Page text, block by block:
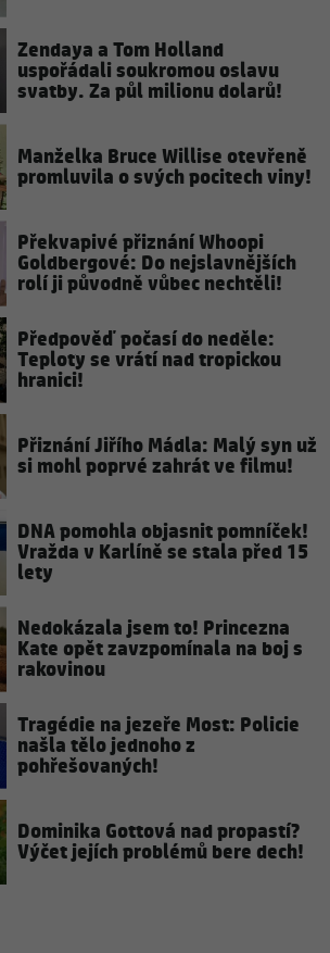
Zendaya a Tom Holland
uspořádali soukromou oslavu
svatby. Za půl milionu dolarů!
Manželka Bruce Willise otevřeně
promluvila o svých pocitech viny!
Překvapivé přiznání Whoopi
Goldbergové: Do nejslavnějších
rolí ji původně vůbec nechtěli!
Předpověď počasí do neděle:
Teploty se vrátí nad tropickou
hranici!
Přiznání Jiřího Mádla: Malý syn už
si mohl poprvé zahrát ve filmu!
DNA pomohla objasnit pomníček!
Vražda v Karlíně se stala před 15
lety
Nedokázala jsem to! Princezna
Kate opět zavzpomínala na boj s
rakovinou
Tragédie na jezeře Most: Policie
našla tělo jednoho z
pohřešovaných!
Dominika Gottová nad propastí?
Výčet jejích problémů bere dech!